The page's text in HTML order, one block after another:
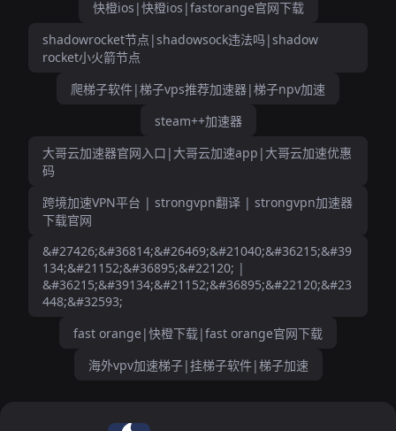
快橙ios|快橙ios|fastorange官网下载
shadowrocket节点|shadowsock违法吗|shadow
rocket小火箭节点
爬梯子软件|梯子vps推荐加速器|梯子npv加速
steam++加速器
大哥云加速器官网入口|大哥云加速app|大哥云加速优惠
码
跨境加速VPN平台 | strongvpn翻译 | strongvpn加速器
下载官网
&#27426;&#36814;&#26469;&#21040;&#36215;&#39
134;&#21152;&#36895;&#22120; |
&#36215;&#39134;&#21152;&#36895;&#22120;&#23
448;&#32593;
fast orange|快橙下载|fast orange官网下载
海外vpv加速梯子|挂梯子软件|梯子加速